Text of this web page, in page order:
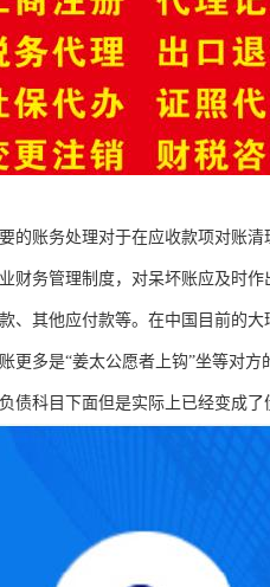
的账务处理对于在应收款项对账
财务管理制度，对呆坏账应及时
、其他应付款等。在中国目前的
更多是“姜太公愿者上钩”坐等对
债科目下面但是实际上已经变成了